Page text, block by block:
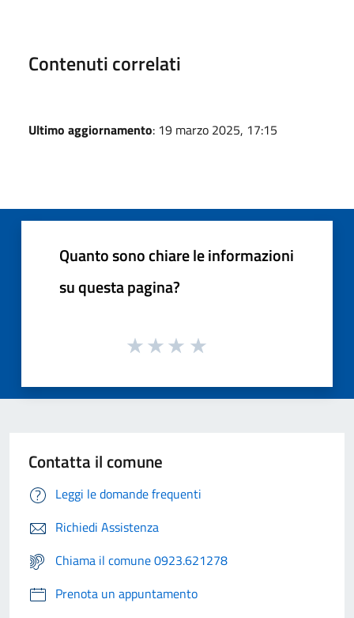
Contenuti correlati
Ultimo aggiornamento: 19 marzo 2025, 17:15
Quanto sono chiare le informazioni
su questa pagina?
Contatta il comune
Leggi le domande frequenti
Richiedi Assistenza
Chiama il comune 0923.621278
Prenota un appuntamento